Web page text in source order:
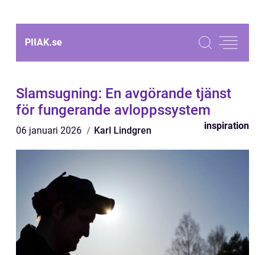
PIIAK.se
Slamsugning: En avgörande tjänst
för fungerande avloppssystem
06 januari 2026 Karl Lindgren inspiration